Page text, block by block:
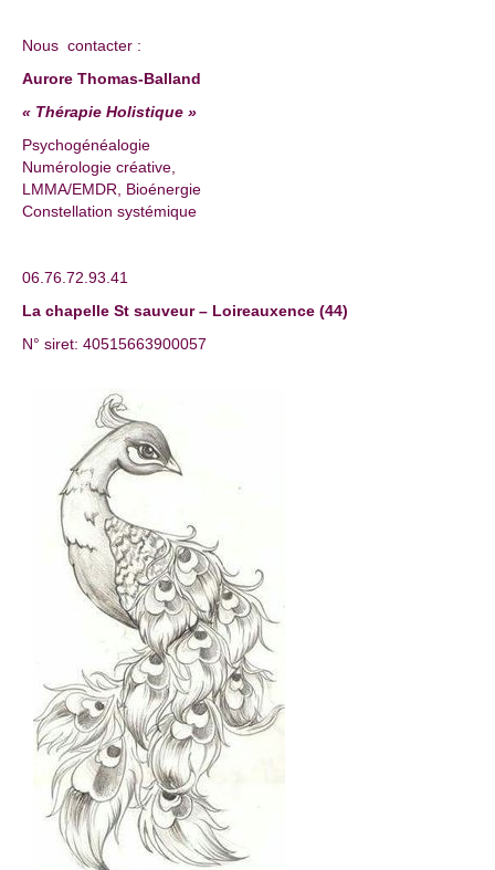
Nous contacter :
Aurore Thomas-Balland
« Thérapie Holistique »
Psychogénéalogie
Numérologie créative,
LMMA/EMDR, Bioénergie
Constellation systémique
06.76.72.93.41
La chapelle St sauveur – Loireauxence (44)
N° siret: 40515663900057